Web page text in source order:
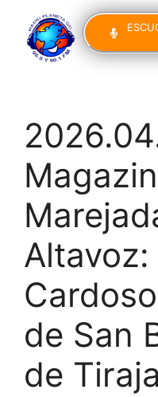
Altavoz:
de San
de